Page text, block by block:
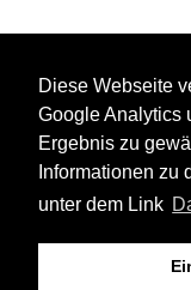
Diese Webseite
Google Analytics
Ergebnis zu
Informationen zu
unter dem Link